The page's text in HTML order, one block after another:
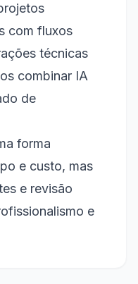
com fluxos
técnicas
combinar IA
de
forma
e custo, mas
e revisão
e